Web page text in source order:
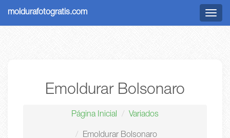
Menu
moldurafotogratis.com
Emoldurar Bolsonaro
Página Inicial Variados
Emoldurar Bolsonaro